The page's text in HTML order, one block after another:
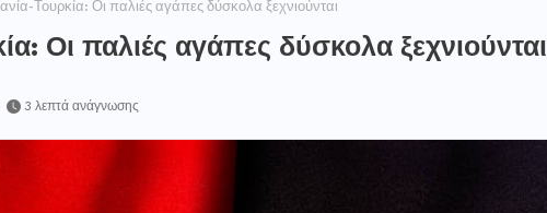
Τουρκία: Οι παλιές αγάπες δύσκολα ξεχνιούνται
Οι παλιές αγάπες δύσκολα ξεχνιούνται
3 λεπτά ανάγνωσης